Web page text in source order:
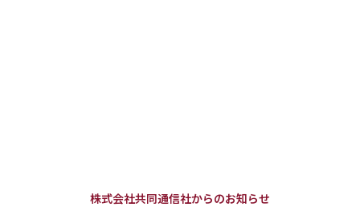
株式会社共同通信社からのお知らせ